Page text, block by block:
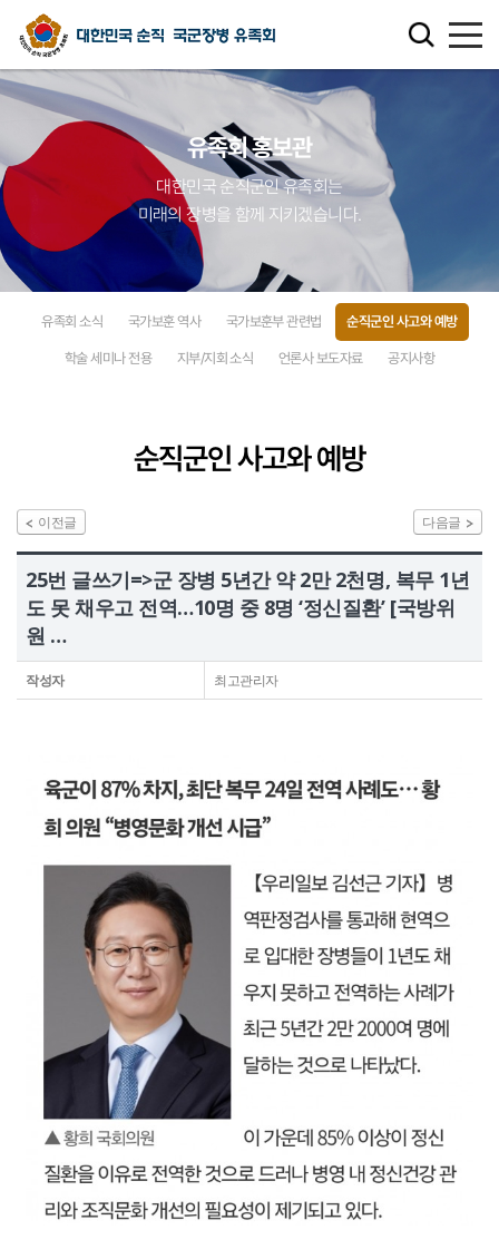
유족회 소개
유족회 홍보관
천국의 별님
순직군인 유가족 찾기
연회비·기부금 안내
정보공개
HOME 유가족회원 로그인
기부금회원 로그인
유족회 홍보관
대한민국 순직군인 유족회는
미래의 장병을 함께 지키겠습니다.
유족회 소식 국가보훈 역사 국가보훈부 관련법 순직군인 사고와 예방
학술 세미나 전용 지부/지회 소식 언론사 보도자료 공지사항
순직군인 사고와 예방
이전글 다음글
25번 글쓰기=>군 장병 5년간 약 2만 2천명, 복무 1년
도 못 채우고 전역…10명 중 8명 ‘정신질환’ [국방위
원 …
작성자 최고관리자